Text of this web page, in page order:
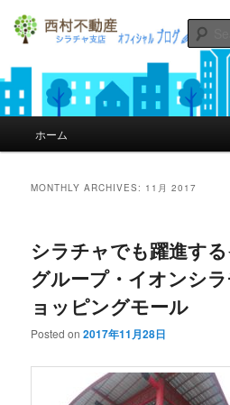
シラチャの不動産
シャルブログ
Skip to primary content
Skip to secondary content
ホーム
MONTHLY ARCHIVES: 11月 2017
シラチャでも躍進す
グループ・イオンシ
ョッピングモール
Posted on2017年11月28日